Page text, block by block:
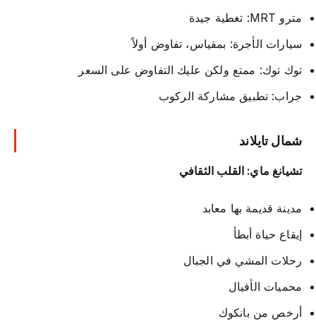
مترو MRT: تغطية جيدة
سيارات الأجرة: بمقياس، تفاوض أولاً
توك توك: ممتع ولكن عليك التفاوض على السعر
جراب: تطبيق مشاركة الركوب
شمال تايلاند
تشيانغ ماي: القلب الثقافي
مدينة قديمة بها معابد
إيقاع حياة أبطأ
رحلات المشي في الجبال
محميات الأفيال
أرخص من بانكوك